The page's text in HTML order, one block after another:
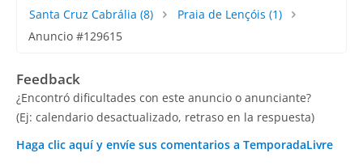
Santa Cruz Cabrália (8) Praia de Lençóis (1)
Anuncio #129615
Feedback
¿Encontró dificultades con este anuncio o anunciante?
(Ej: calendario desactualizado, retraso en la respuesta)
Haga clic aquí y envíe sus comentarios a TemporadaLivre